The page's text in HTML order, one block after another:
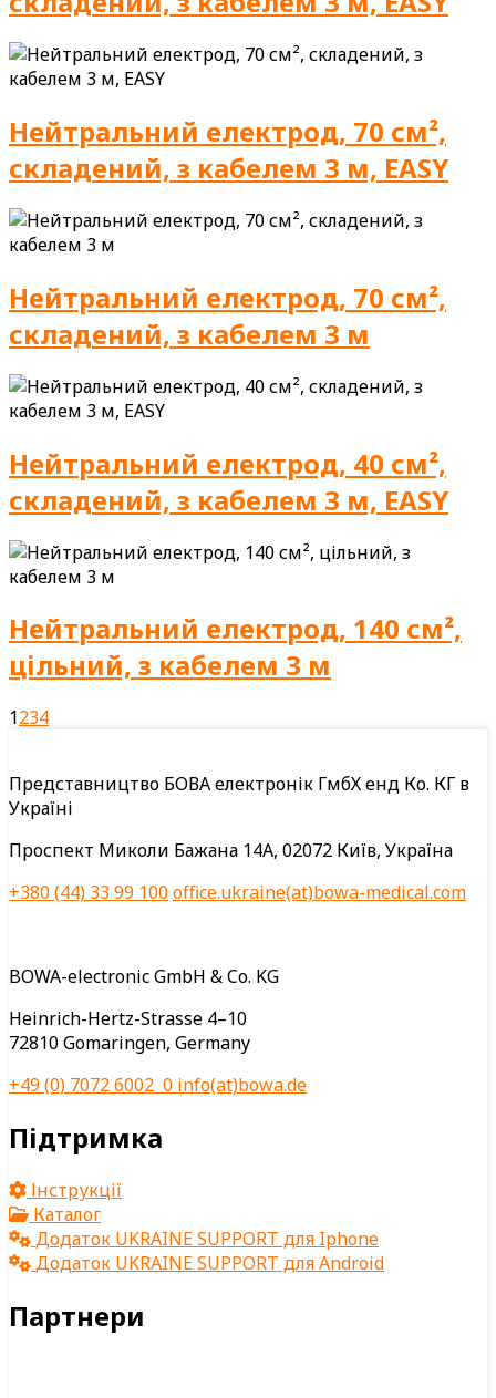
Нейтральний електрод, 70 см²,
складений, з кабелем 3 м, EASY
Нейтральний електрод, 70 см²,
складений, з кабелем 3 м
Нейтральний електрод, 40 см²,
складений, з кабелем 3 м, EASY
Нейтральний електрод, 140 см²,
цільний, з кабелем 3 м
1234
Представництво БОВА електронік ГмбХ енд Ко. КГ в
Україні
Проспект Миколи Бажана 14А, 02072 Київ, Україна
+380 (44) 33 99 100office.ukraine(at)bowa-medical.com
BOWA-electronic GmbH & Co. KG
Heinrich-Hertz-Strasse 4–10
72810 Gomaringen, Germany
+49 (0) 7072 6002 0 info(at)bowa.de
Підтримка
Інструкції
Каталог
Додаток UKRAINE SUPPORT для Iphone
Додаток UKRAINE SUPPORT для Android
Партнери